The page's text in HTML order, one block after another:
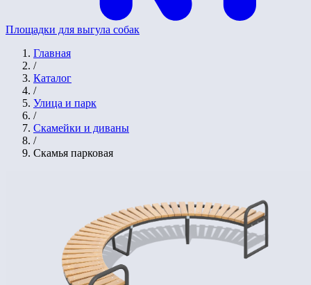
Площадки для выгула собак
Главная
/
Каталог
/
Улица и парк
/
Скамейки и диваны
/
Скамья парковая